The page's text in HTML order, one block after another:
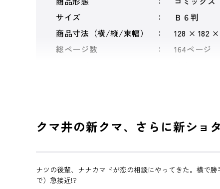
サイズ
Ｂ６判
商品寸法（横/縦/束幅）
128 × 182
総ページ数
164ページ
クマ井の新クマ、さらに新ショ
ナツの後輩、ナナカマドが恋の相談にやってきた。横で
で）急接近!?